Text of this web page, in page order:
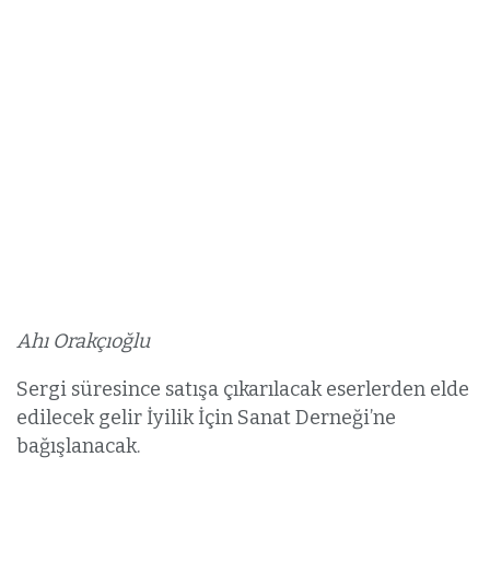
Ahı Orakçıoğlu
Sergi süresince satışa çıkarılacak eserlerden elde
edilecek gelir İyilik İçin Sanat Derneği’ne
bağışlanacak.